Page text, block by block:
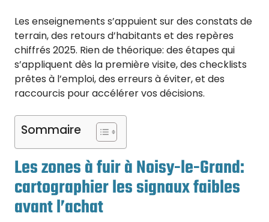
Les enseignements s’appuient sur des constats de
terrain, des retours d’habitants et des repères
chiffrés 2025. Rien de théorique: des étapes qui
s’appliquent dès la première visite, des checklists
prêtes à l’emploi, des erreurs à éviter, et des
raccourcis pour accélérer vos décisions.
Sommaire
Les zones à fuir à Noisy-le-Grand:
cartographier les signaux faibles
avant l’achat